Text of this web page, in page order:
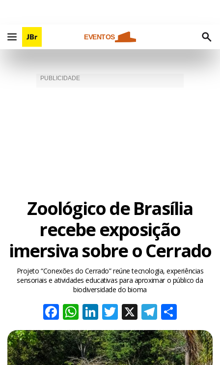
EVENTOS
Zoológico de Brasília
recebe exposição
imersiva sobre o Cerrado
Projeto “Conexões do Cerrado” reúne tecnologia, experiências
sensoriais e atividades educativas para aproximar o público da
biodiversidade do bioma
Facebook
WhatsApp
LinkedIn
Twitter
X